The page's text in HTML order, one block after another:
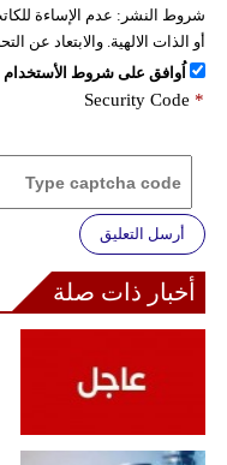
شروط النشر: عدم الإساءة
أو الذات الالهية. والابتعاد عن
اُوافق على شروط الأستخدام
Security Code *
أرسل التعليق
أخبار ذات صلة